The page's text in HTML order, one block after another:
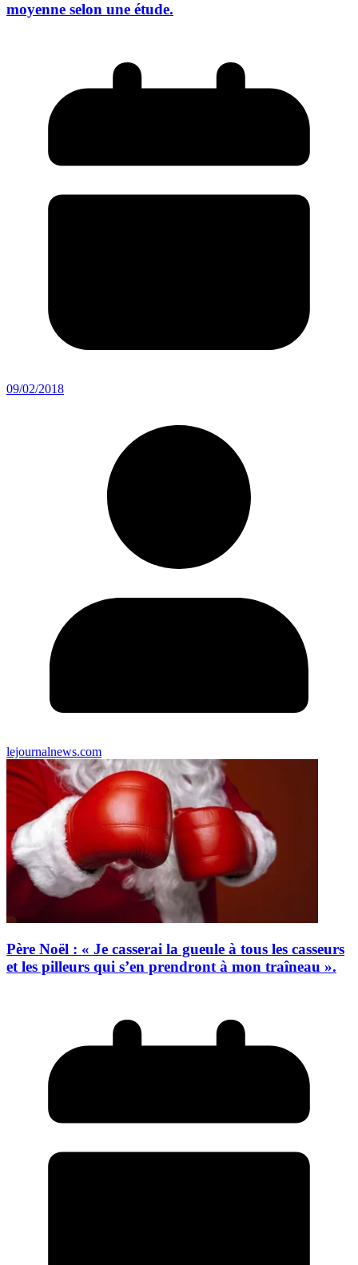
moyenne selon une étude.
09/02/2018
lejournalnews.com
Père Noël : « Je casserai la gueule à tous les casseurs
et les pilleurs qui s’en prendront à mon traîneau ».